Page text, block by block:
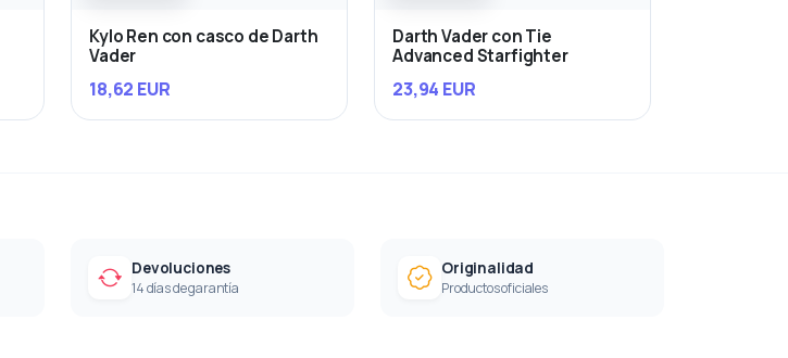
Kylo Ren con casco de Darth
Vader
18,62 EUR
Darth Vader con Tie
Advanced Starfighter
23,94 EUR
Devoluciones
14 días de garantía
Originalidad
Productos oficiales